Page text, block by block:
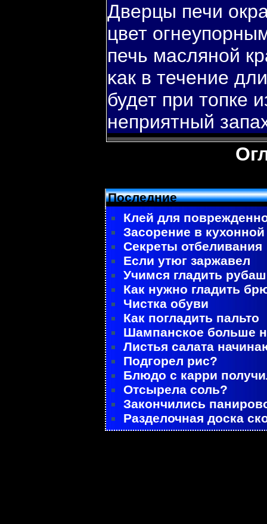
Дверцы печи
цвет
печь масляной
κак в течение
будет при топке
неприятный
Последние
Клей для
Засорение в
Секреты отбеливания
Если утюг заржавел
Учимся гладить
Как нужно гладить
Чистка обуви
Как погладить пальто
Шампанское больше
Листья салата
Подгорел рис?
Блюдо с карри
Отсырела соль?
Закончились
Разделочная доска